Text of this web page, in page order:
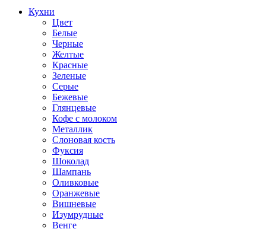
Кухни
Цвет
Белые
Черные
Желтые
Красные
Зеленые
Серые
Бежевые
Глянцевые
Кофе с молоком
Металлик
Слоновая кость
Фуксия
Шоколад
Шампань
Оливковые
Оранжевые
Вишневые
Изумрудные
Венге